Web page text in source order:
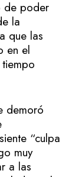
de poder
la
que las
en el
demoró
“culpa
muy
a las